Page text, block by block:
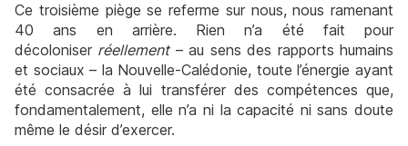
Ce troisième piège se referme sur nous, nous ramenant
40 ans en arrière. Rien n’a été fait pour
décoloniser réellement – au sens des rapports humains
et sociaux – la Nouvelle-Calédonie, toute l’énergie ayant
été consacrée à lui transférer des compétences que,
fondamentalement, elle n’a ni la capacité ni sans doute
même le désir d’exercer.